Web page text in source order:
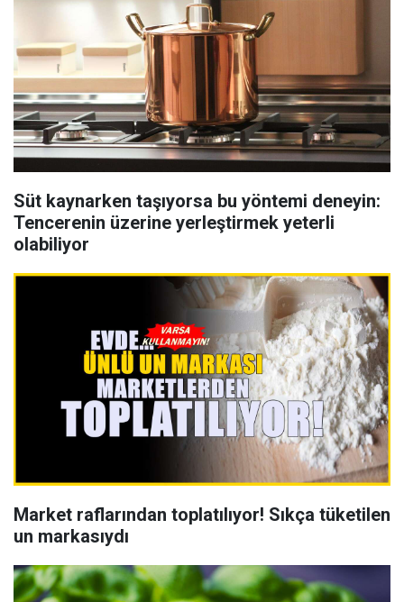
Süt kaynarken taşıyorsa bu yöntemi deneyin:
Tencerenin üzerine yerleştirmek yeterli
olabiliyor
Market raflarından toplatılıyor! Sıkça tüketilen
un markasıydı